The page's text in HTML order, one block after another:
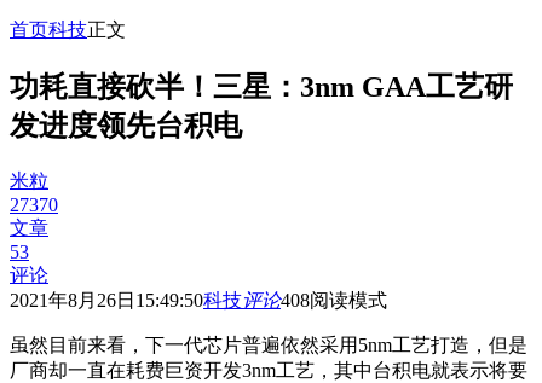
首页科技正文
功耗直接砍半！三星：3nm GAA工艺研
发进度领先台积电
米粒
27370
文章
53
评论
2021年8月26日15:49:50科技评论408阅读模式
虽然目前来看，下一代芯片普遍依然采用5nm工艺打造，但是
厂商却一直在耗费巨资开发3nm工艺，其中台积电就表示将要